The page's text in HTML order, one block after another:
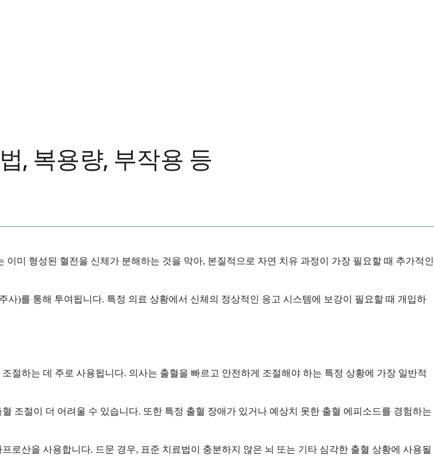
, 복용량, 부작용 등
미 형성된 혈전을 신체가 분해하는 것을 막아, 본질적으로 자연 치유 과정이 가장 필요할 때 추가적인
)를 통해 투여됩니다. 특정 의료 상황에서 신체의 정상적인 응고 시스템에 보강이 필요할 때 개입하
절하는 데 주로 사용됩니다. 의사는 출혈을 빠르고 안전하게 조절해야 하는 특정 상황에 가장 일반적
조절이 더 어려울 수 있습니다. 또한 특정 출혈 장애가 있거나 예상치 못한 출혈 에피소드를 경험하는
산을 사용합니다. 드문 경우, 표준 치료법이 충분하지 않은 뇌 또는 기타 심각한 출혈 상황에 사용될